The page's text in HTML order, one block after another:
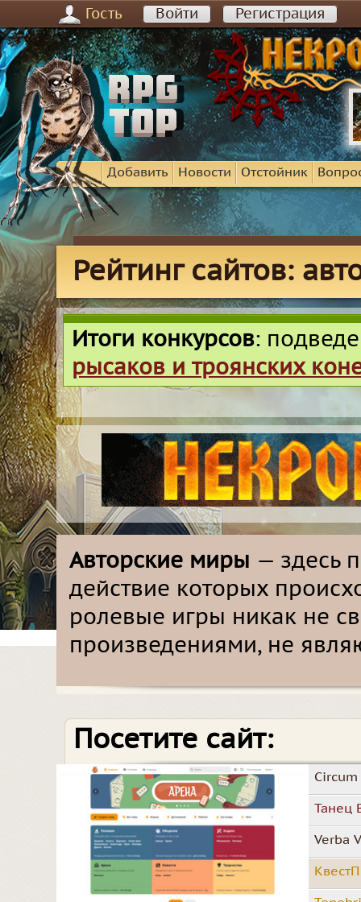
Гость Войти Регистрация
Добавить Новости Отстойник
Рейтинг сайтов:
Итоги конкурсов:
рысаков и троянских
Авторские миры — здесь
действие которых
ролевые игры никак не
произведениями, не
Посетите сайт:
Circum
Танец
Verba